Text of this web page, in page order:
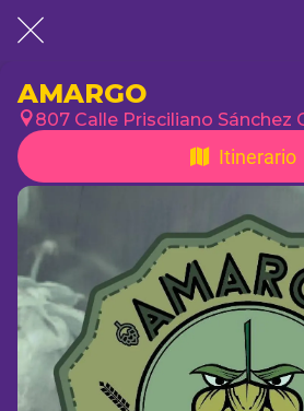
AMARGO
807 Calle Prisciliano Sánchez
Itinerario